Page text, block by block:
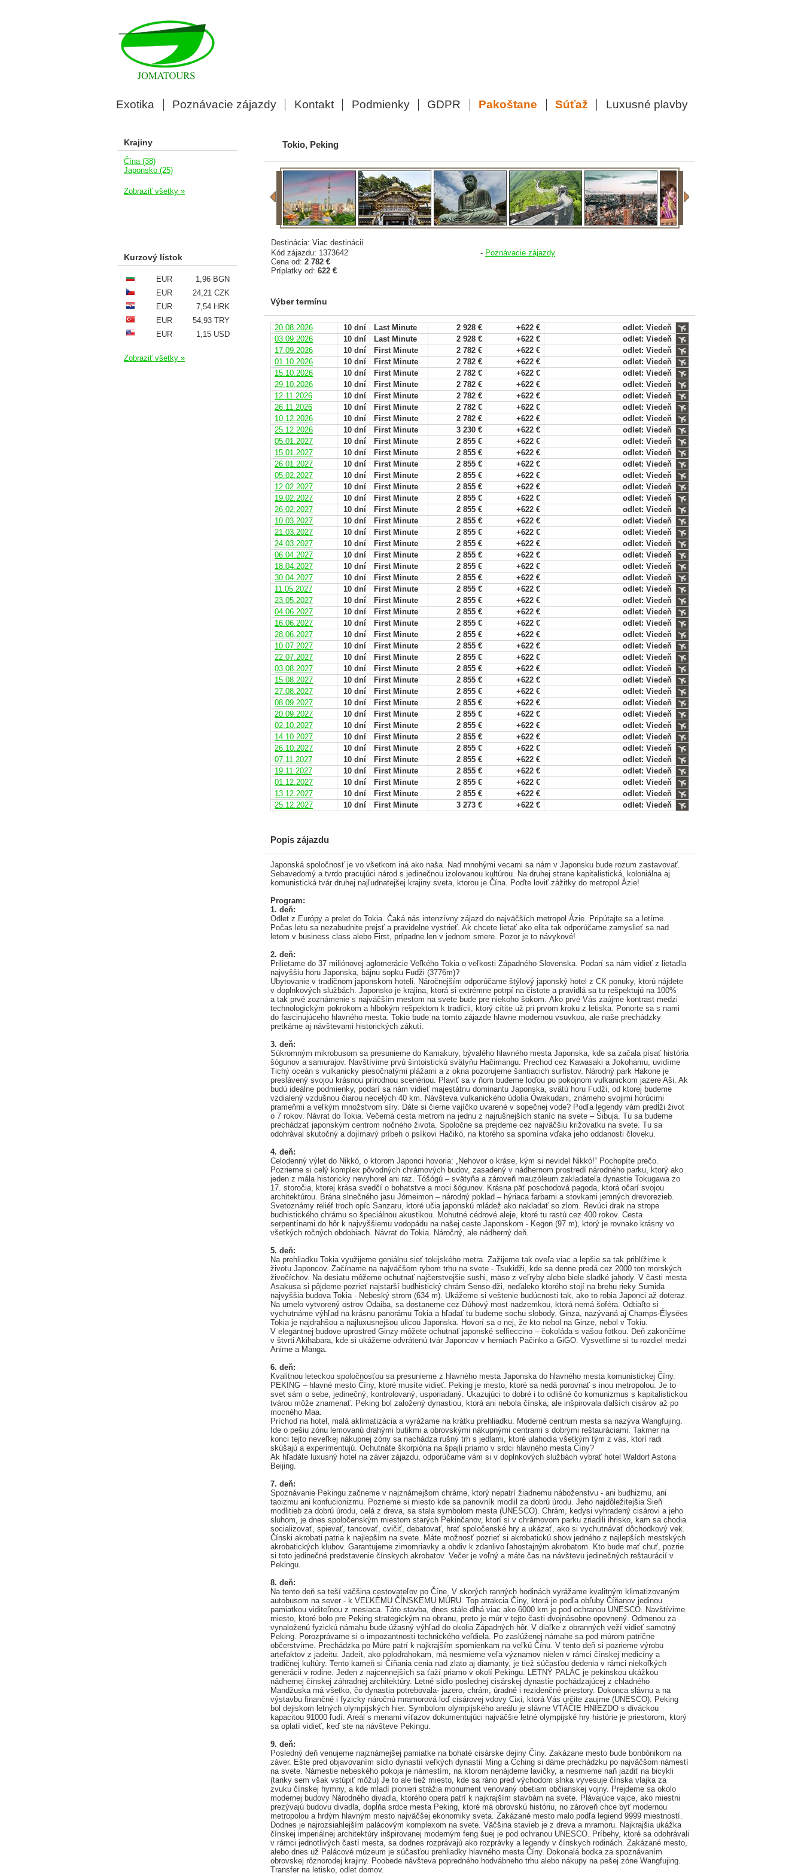
Exotika Poznávacie zájazdy Kontakt Podmienky GDPR Pakoštane Súťaž Luxusné plavby
Tokio, Peking
Destinácia: Viac destinácií
Kód zájazdu: 1373642
Cena od: 2 782 €
Príplatky od: 622 €
- Poznávacie zájazdy
Výber termínu
20.08.2026 10 dní Last Minute 2 928 € +622 €
odlet: Viedeň
03.09.2026
10 dní Last Minute 2 928 € +622 €
odlet: Viedeň
17.09.2026
10 dní First Minute 2 782 € +622 €
odlet: Viedeň
01.10.2026
10 dní First Minute 2 782 € +622 €
odlet: Viedeň
15.10.2026
10 dní First Minute 2 782 € +622 €
odlet: Viedeň
29.10.2026
10 dní First Minute 2 782 € +622 €
odlet: Viedeň
12.11.2026
10 dní First Minute 2 782 € +622 €
odlet: Viedeň
26.11.2026
10 dní First Minute 2 782 € +622 €
odlet: Viedeň
10.12.2026
10 dní First Minute 2 782 € +622 €
odlet: Viedeň
25.12.2026
10 dní First Minute 3 230 € +622 €
odlet: Viedeň
05.01.2027
10 dní First Minute 2 855 € +622 €
odlet: Viedeň
15.01.2027
10 dní First Minute 2 855 € +622 €
odlet: Viedeň
26.01.2027
10 dní First Minute 2 855 € +622 €
odlet: Viedeň
05.02.2027
10 dní First Minute 2 855 € +622 €
odlet: Viedeň
12.02.2027
10 dní First Minute 2 855 € +622 €
odlet: Viedeň
19.02.2027
10 dní First Minute 2 855 € +622 €
odlet: Viedeň
26.02.2027
10 dní First Minute 2 855 € +622 €
odlet: Viedeň
10.03.2027
10 dní First Minute 2 855 € +622 €
odlet: Viedeň
21.03.2027
10 dní First Minute 2 855 € +622 €
odlet: Viedeň
24.03.2027
10 dní First Minute 2 855 € +622 €
odlet: Viedeň
06.04.2027
10 dní First Minute 2 855 € +622 €
odlet: Viedeň
18.04.2027
10 dní First Minute 2 855 € +622 €
odlet: Viedeň
30.04.2027
10 dní First Minute 2 855 € +622 €
odlet: Viedeň
11.05.2027
10 dní First Minute 2 855 € +622 €
odlet: Viedeň
23.05.2027
10 dní First Minute 2 855 € +622 €
odlet: Viedeň
04.06.2027
10 dní First Minute 2 855 € +622 €
odlet: Viedeň
16.06.2027
10 dní First Minute 2 855 € +622 €
odlet: Viedeň
28.06.2027
10 dní First Minute 2 855 € +622 €
odlet: Viedeň
10.07.2027
10 dní First Minute 2 855 € +622 €
odlet: Viedeň
22.07.2027
10 dní First Minute 2 855 € +622 €
odlet: Viedeň
03.08.2027
10 dní First Minute 2 855 € +622 €
odlet: Viedeň
15.08.2027
10 dní First Minute 2 855 € +622 €
odlet: Viedeň
27.08.2027
10 dní First Minute 2 855 € +622 €
odlet: Viedeň
08.09.2027
10 dní First Minute 2 855 € +622 €
odlet: Viedeň
20.09.2027
10 dní First Minute 2 855 € +622 €
odlet: Viedeň
02.10.2027
10 dní First Minute 2 855 € +622 €
odlet: Viedeň
14.10.2027
10 dní First Minute 2 855 € +622 €
odlet: Viedeň
26.10.2027
10 dní First Minute 2 855 € +622 €
odlet: Viedeň
07.11.2027
10 dní First Minute 2 855 € +622 €
odlet: Viedeň
19.11.2027
10 dní First Minute 2 855 € +622 €
odlet: Viedeň
01.12.2027
10 dní First Minute 2 855 € +622 €
odlet: Viedeň
13.12.2027
10 dní First Minute 2 855 € +622 €
odlet: Viedeň
25.12.2027
10 dní First Minute 3 273 € +622 € odlet: Viedeň
Popis zájazdu
Japonská spoločnosť je vo všetkom iná ako naša. Nad mnohými vecami sa nám v Japonsku bude rozum zastavovať.
Sebavedomý a tvrdo pracujúci národ s jedinečnou izolovanou kultúrou. Na druhej strane kapitalistická, koloniálna aj
komunistická tvár druhej najľudnatejšej krajiny sveta, ktorou je Čína. Poďte loviť zážitky do metropol Ázie!
Program:
1. deň:
Odlet z Európy a prelet do Tokia. Čaká nás intenzívny zájazd do najväčších metropol Ázie. Pripútajte sa a letíme.
Počas letu sa nezabudnite prejsť a pravidelne vystrieť. Ak chcete lietať ako elita tak odporúčame zamyslieť sa nad
letom v business class alebo First, prípadne len v jednom smere. Pozor je to návykové!
2. deň:
Prilietame do 37 miliónovej aglomerácie Veľkého Tokia o veľkosti Západného Slovenska. Podarí sa nám vidieť z lietadla
najvyššiu horu Japonska, bájnu sopku Fudži (3776m)?
Ubytovanie v tradičnom japonskom hoteli. Náročnejším odporúčame štýlový japonský hotel z CK ponuky, ktorú nájdete
v doplnkových službách. Japonsko je krajina, ktorá si extrémne potrpí na čistote a pravidlá sa tu rešpektujú na 100%
a tak prvé zoznámenie s najväčším mestom na svete bude pre niekoho šokom. Ako prvé Vás zaújme kontrast medzi
technologickým pokrokom a hlbokým rešpektom k tradícii, ktorý cítite už pri prvom kroku z letiska. Ponorte sa s nami
do fascinujúceho hlavného mesta. Tokio bude na tomto zájazde hlavne modernou vsuvkou, ale naše prechádzky
pretkáme aj návštevami historických zákutí.
3. deň:
Súkromným mikrobusom sa presunieme do Kamakury, bývalého hlavného mesta Japonska, kde sa začala písať história
šógunov a samurajov. Navštívime prvú šintoistickú svätyňu Hačimangu. Prechod cez Kawasaki a Jokohamu, uvidíme
Tichý oceán s vulkanicky piesočnatými plážami a z okna pozorujeme šantiacich surfistov. Národný park Hakone je
preslávený svojou krásnou prírodnou scenériou. Plaviť sa v ňom budeme loďou po pokojnom vulkanickom jazere Aši. Ak
budú ideálne podmienky, podarí sa nám vidieť majestátnu dominantu Japonska, svätú horu Fudži, od ktorej budeme
vzdialený vzdušnou čiarou necelých 40 km. Návšteva vulkanického údolia Ówakudani, známeho svojimi horúcimi
prameňmi a veľkým množstvom síry. Dáte si čierne vajíčko uvarené v sopečnej vode? Podľa legendy vám predĺži život
o 7 rokov. Návrat do Tokia. Večerná cesta metrom na jednu z najrušnejších staníc na svete – Šibuja. Tu sa budeme
prechádzať japonským centrom nočného života. Spoločne sa prejdeme cez najväčšiu križovatku na svete. Tu sa
odohrával skutočný a dojímavý príbeh o psíkovi Hačikó, na ktorého sa spomína vďaka jeho oddanosti človeku.
4. deň:
Celodenný výlet do Nikkó, o ktorom Japonci hovoria: „Nehovor o kráse, kým si nevidel Nikkó!“ Pochopíte prečo.
Pozrieme si celý komplex pôvodných chrámových budov, zasadený v nádhernom prostredí národného parku, ktorý ako
jeden z mála historicky nevyhorel ani raz. Tóšógú – svätyňa a zároveň mauzóleum zakladateľa dynastie Tokugawa zo
17. storočia, ktorej krása svedčí o bohatstve a moci šógunov. Krásna päť poschodová pagoda, ktorá očarí svojou
architektúrou. Brána slnečného jasu Jómeimon – národný poklad – hýriaca farbami a stovkami jemných drevorezieb.
Svetoznámy reliéf troch opíc Sanzaru, ktoré učia japonskú mládež ako nakladať so zlom. Revúci drak na strope
budhistického chrámu so špeciálnou akustikou. Mohutné cédrové aleje, ktoré tu rastú cez 400 rokov. Cesta
serpentínami do hôr k najvyššiemu vodopádu na našej ceste Japonskom - Kegon (97 m), ktorý je rovnako krásny vo
všetkých ročných obdobiach. Návrat do Tokia. Náročný, ale nádherný deň.
5. deň:
Na prehliadku Tokia využijeme geniálnu sieť tokijského metra. Zažijeme tak oveľa viac a lepšie sa tak priblížime k
životu Japoncov. Začíname na najväčšom rybom trhu na svete - Tsukidži, kde sa denne predá cez 2000 ton morských
živočíchov. Na desiatu môžeme ochutnať najčerstvejšie sushi, mäso z veľryby alebo biele sladké jahody. V časti mesta
Asakusa si pôjdeme pozrieť najstarší budhistický chrám Senso-dži, neďaleko ktorého stojí na brehu rieky Sumida
najvyššia budova Tokia - Nebeský strom (634 m). Ukážeme si veštenie budúcnosti tak, ako to robia Japonci až doteraz.
Na umelo vytvorený ostrov Odaiba, sa dostaneme cez Dúhový most nadzemkou, ktorá nemá šoféra. Odtiaľto si
vychutnáme výhľad na krásnu panorámu Tokia a hľadať tu budeme sochu slobody. Ginza, nazývaná aj Champs-Élysées
Tokia je najdrahšou a najluxusnejšou ulicou Japonska. Hovorí sa o nej, že kto nebol na Ginze, nebol v Tokiu.
V elegantnej budove uprostred Ginzy môžete ochutnať japonské selfieccino – čokoláda s vašou fotkou. Deň zakončíme
v štvrti Akihabara, kde si ukážeme odvrátenú tvár Japoncov v herniach Pačinko a GiGO. Vysvetlíme si tu rozdiel medzi
Anime a Manga.
6. deň:
Kvalitnou leteckou spoločnosťou sa presunieme z hlavného mesta Japonska do hlavného mesta komunistickej Číny.
PEKING – hlavné mesto Číny, ktoré musíte vidieť. Peking je mesto, ktoré sa nedá porovnať s inou metropolou. Je to
svet sám o sebe, jedinečný, kontrolovaný, usporiadaný. Ukazujúci to dobré i to odlišné čo komunizmus s kapitalistickou
tvárou môže znamenať. Peking bol založený dynastiou, ktorá ani nebola čínska, ale inšpirovala ďalších cisárov až po
mocného Maa.
Príchod na hotel, malá aklimatizácia a vyrážame na krátku prehliadku. Moderné centrum mesta sa nazýva Wangfujing.
Ide o pešiu zónu lemovanú drahými butikmi a obrovskými nákupnými centrami s dobrými reštauráciami. Takmer na
konci tejto neveľkej nákupnej zóny sa nachádza rušný trh s jedlami, ktoré ulahodia všetkým tým z vás, ktorí radi
skúšajú a experimentujú. Ochutnáte škorpióna na špajli priamo v srdci hlavného mesta Číny?
Ak hľadáte luxusný hotel na záver zájazdu, odporúčame vám si v doplnkových službách vybrať hotel Waldorf Astoria
Beijing.
7. deň:
Spoznávanie Pekingu začneme v najznámejšom chráme, ktorý nepatrí žiadnemu náboženstvu - ani budhizmu, ani
taoizmu ani konfucionizmu. Pozrieme si miesto kde sa panovník modlil za dobrú úrodu. Jeho najdôležitejšia Sieň
modlitieb za dobrú úrodu, celá z dreva, sa stala symbolom mesta (UNESCO). Chrám, kedysi vyhradený cisárovi a jeho
sluhom, je dnes spoločenským miestom starých Pekinčanov, ktorí si v chrámovom parku zriadili ihrisko, kam sa chodia
socializovať, spievať, tancovať, cvičiť, debatovať, hrať spoločenské hry a ukázať, ako si vychutnávať dôchodkový vek.
Čínski akrobati patria k najlepším na svete. Máte možnosť pozrieť si akrobatickú show jedného z najlepších mestských
akrobatických klubov. Garantujeme zimomriavky a obdiv k zdanlivo ľahostajným akrobatom. Kto bude mať chuť, pozrie
si toto jedinečné predstavenie čínskych akrobatov. Večer je voľný a máte čas na návštevu jedinečných reštaurácií v
Pekingu.
8. deň:
Na tento deň sa teší väčšina cestovateľov po Číne. V skorých ranných hodinách vyrážame kvalitným klimatizovaným
autobusom na sever - k VEĽKÉMU ČÍNSKEMU MÚRU. Top atrakcia Číny, ktorá je podľa obľuby Číňanov jedinou
pamiatkou viditeľnou z mesiaca. Táto stavba, dnes stále dlhá viac ako 6000 km je pod ochranou UNESCO. Navštívime
miesto, ktoré bolo pre Peking strategickým na obranu, preto je múr v tejto časti dvojnásobne opevnený. Odmenou za
vynaloženú fyzickú námahu bude úžasný výhľad do okolia Západných hôr. V diaľke z obranných veží vidieť samotný
Peking. Porozprávame si o impozantnosti technického veľdiela. Po zaslúženej námahe sa pod múrom patrične
občerstvíme. Prechádzka po Múre patrí k najkrajším spomienkam na veľkú Čínu. V tento deň si pozrieme výrobu
artefaktov z jadeitu. Jadeít, ako polodrahokam, má nesmierne veľa významov nielen v rámci čínskej medicíny a
tradičnej kultúry. Tento kameň si Číňania cenia nad zlato aj diamanty, je tiež súčasťou dedenia v rámci niekoľkých
generácii v rodine. Jeden z najcennejších sa ťaží priamo v okolí Pekingu. LETNÝ PALÁC je pekinskou ukážkou
nádhernej čínskej záhradnej architektúry. Letné sídlo poslednej cisárskej dynastie pochádzajúcej z chladného
Mandžuska má všetko, čo dynastia potrebovala- jazero, chrám, úradné i rezidenčné priestory. Dokonca slávnu a na
výstavbu finančné i fyzicky náročnú mramorová loď cisárovej vdovy Cixi, ktorá Vás určite zaujme (UNESCO). Peking
bol dejiskom letných olympijských hier. Symbolom olympijského areálu je slávne VTÁČIE HNIEZDO s diváckou
kapacitou 91000 ľudí. Areál s menami víťazov dokumentujúci najväčšie letné olympijské hry histórie je priestorom, ktorý
sa oplatí vidieť, keď ste na návšteve Pekingu.
9. deň:
Posledný deň venujeme najznámejšej pamiatke na bohaté cisárske dejiny Číny. Zakázane mesto bude bonbónikom na
záver. Ešte pred objavovaním sídlo dynastií veľkých dynastií Ming a Čching si dáme prechádzku po najväčšom námestí
na svete. Námestie nebeského pokoja je námestím, na ktorom nenájdeme lavičky, a nesmieme naň jazdiť na bicykli
(tanky sem však vstúpiť môžu) Je to ale tiež miesto, kde sa ráno pred východom slnka vyvesuje čínska vlajka za
zvuku čínskej hymny, a kde mladí pionieri strážia monument venovaný obetiam občianskej vojny. Prejdeme sa okolo
modernej budovy Národného divadla, ktorého opera patrí k najkrajším stavbám na svete. Plávajúce vajce, ako miestni
prezývajú budovu divadla, dopĺňa srdce mesta Peking, ktoré má obrovskú históriu, no zároveň chce byť modernou
metropolou a hrdým hlavným mesto najväčšej ekonomiky sveta. Zakázané mesto malo podľa legiend 9999 miestností.
Dodnes je najrozsiahlejším palácovým komplexom na svete. Väčšina stavieb je z dreva a mramoru. Najkrajšia ukážka
čínskej imperiálnej architektúry inšpirovanej moderným feng šuej je pod ochranou UNESCO. Príbehy, ktoré sa odohrávali
v rámci jednotlivých častí mesta, sa dodnes rozprávajú ako rozprávky a legendy v čínskych rodinách. Zakázané mesto,
alebo dnes už Palácové múzeum je súčasťou prehliadky hlavného mesta Číny. Dokonalá bodka za spoznávaním
obrovskej rôznorodej krajiny. Poobede návšteva popredného hodvábneho trhu alebo nákupy na pešej zóne Wangfujing.
Transfer na letisko, odlet domov.
Krajiny
Čína (38)
Japonsko (25)
Zobraziť všetky »
Kurzový lístok
EUR
1,96 BGN
EUR
24,21 CZK
EUR
7,54 HRK
EUR
54,93 TRY
EUR
1,15 USD
Zobraziť všetky »